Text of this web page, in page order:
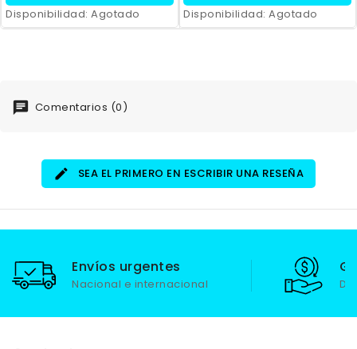
Disponibilidad: Agotado
Disponibilidad: Agotado
Comentarios (0)
SEA EL PRIMERO EN ESCRIBIR UNA RESEÑA
Envíos urgentes
Nacional e internacional